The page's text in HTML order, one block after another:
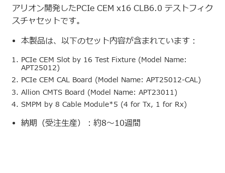
アリオン開発したPCIe CEM x16 CLB6.0 テストフィク
スチャセットです。
本製品は、以下のセット内容が含まれています：
PCIe CEM Slot by 16 Test Fixture (Model Name:
APT25012)
PCIe CEM CAL Board (Model Name: APT25012-CAL)
Allion CMTS Board (Model Name: APT23011)
SMPM by 8 Cable Module*5 (4 for Tx, 1 for Rx)
納期（受注生産）：約8～10週間